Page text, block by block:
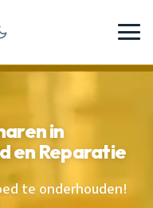
in
en Reparatie
te onderhouden!